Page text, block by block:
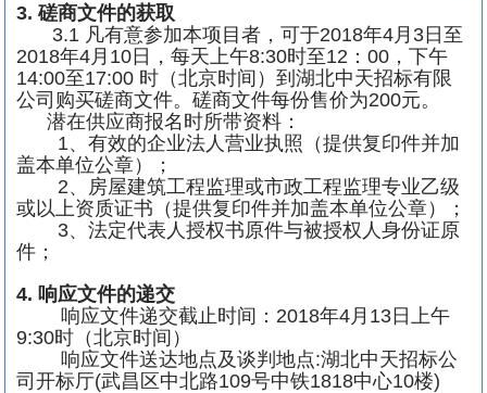
3. 磋商文件的获取
3.1 凡有意参加本项目者，可于2018年4 月 3日至
2018年4 月 10日，每天上午8:30时至12 ： 00 ，下午
14:00至17:00 时（北京时间）到湖北中天招标有限
公司购买磋商文件。磋商文件每份售价为200元。
潜在供应商报名时所带资料：
1、有效的企业法人营业执照（提供复印件并加
盖本单位公章）；
2、房屋建筑工程监理或市政工程监理专业乙级
或以上资质证书（提供复印件并加盖本单位公章）；
3、法定代表人授权书原件与被授权人身份证原
件；
4. 响应文件的递交
响应文件递交截止时间： 2018年4月 13日上午
9:30时（北京时间）
响应文件送达地点及谈判地点:湖北中天招标公
司开标厅(武昌区中北路109号中铁1818中心10楼)